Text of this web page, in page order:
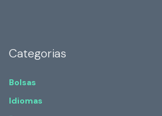
Categorias
Bolsas
Idiomas